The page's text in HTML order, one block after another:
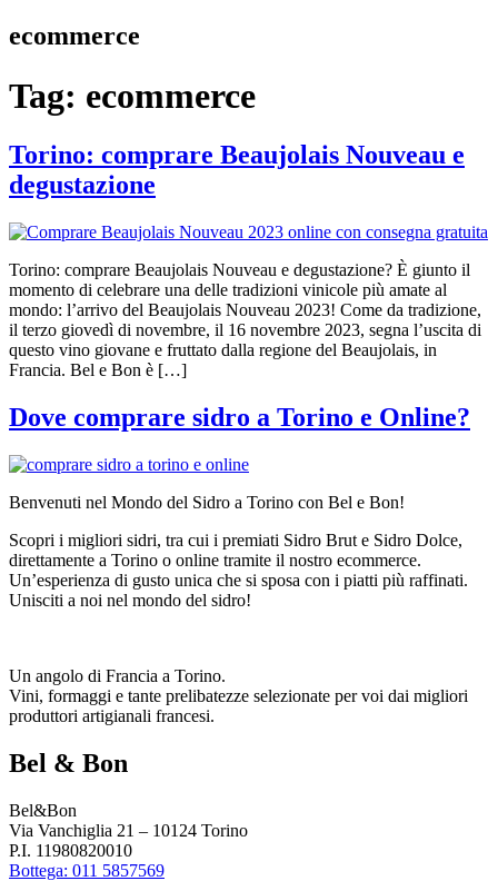
ecommerce
Tag: ecommerce
Torino: comprare Beaujolais Nouveau e
degustazione
Torino: comprare Beaujolais Nouveau e degustazione? È giunto il
momento di celebrare una delle tradizioni vinicole più amate al
mondo: l’arrivo del Beaujolais Nouveau 2023! Come da tradizione,
il terzo giovedì di novembre, il 16 novembre 2023, segna l’uscita di
questo vino giovane e fruttato dalla regione del Beaujolais, in
Francia. Bel e Bon è […]
Dove comprare sidro a Torino e Online?
Benvenuti nel Mondo del Sidro a Torino con Bel e Bon!
Scopri i migliori sidri, tra cui i premiati Sidro Brut e Sidro Dolce,
direttamente a Torino o online tramite il nostro ecommerce.
Un’esperienza di gusto unica che si sposa con i piatti più raffinati.
Unisciti a noi nel mondo del sidro!
Un angolo di Francia a Torino.
Vini, formaggi e tante prelibatezze selezionate per voi dai migliori
produttori artigianali francesi.
Bel & Bon
Bel&Bon
Via Vanchiglia 21 – 10124 Torino
P.I. 11980820010
Bottega: 011 5857569